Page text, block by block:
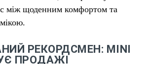
між щоденним комфортом та
РЕКОРДСМЕН: MINI
ПРОДАЖІ